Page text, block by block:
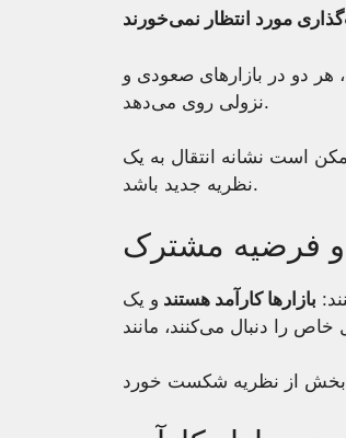
مورد انتظار نمی‌خورند
دو در بازارهای صعودی و
نزولی روی می‌دهد.
ممکن است نشانه انتقال به یک
نظریه جدید باشد.
و فرضیه مشترک
بازارها کارآمد هستند و یک